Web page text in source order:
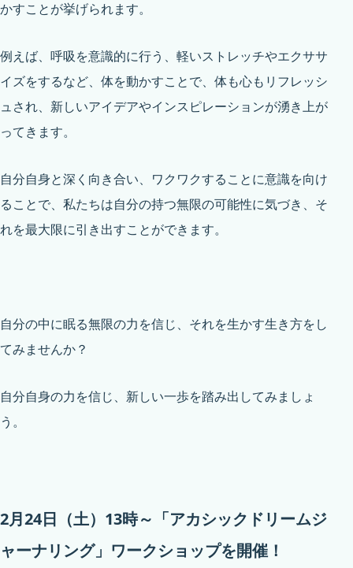
かすことが挙げられます。
例えば、呼吸を意識的に行う、軽いストレッチやエクササ
イズをするなど、体を動かすことで、体も心もリフレッシ
ュされ、新しいアイデアやインスピレーションが湧き上が
ってきます。
自分自身と深く向き合い、ワクワクすることに意識を向け
ることで、私たちは自分の持つ無限の可能性に気づき、そ
れを最大限に引き出すことができます。
自分の中に眠る無限の力を信じ、それを生かす生き方をし
てみませんか？
自分自身の力を信じ、新しい一歩を踏み出してみましょ
う。
2月24日（土）13時～「アカシックドリームジ
ャーナリング」ワークショップを開催！